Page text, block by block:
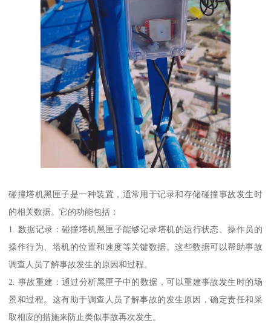
碰撞塔机黑匣子是一种装置，通常用于记录和存储碰撞事故发生时
的相关数据。它的功能包括：
1. 数据记录：碰撞塔机黑匣子能够记录塔机的运行状态、操作员的
操作行为、塔机的位置和速度等关键数据。这些数据可以帮助事故
调查人员了解事故发生的原因和过程。
2. 事故重建：通过分析黑匣子中的数据，可以重建事故发生时的场
景和过程。这有助于调查人员了解事故的发生原因，确定责任和采
取相应的措施来防止类似事故再次发生。